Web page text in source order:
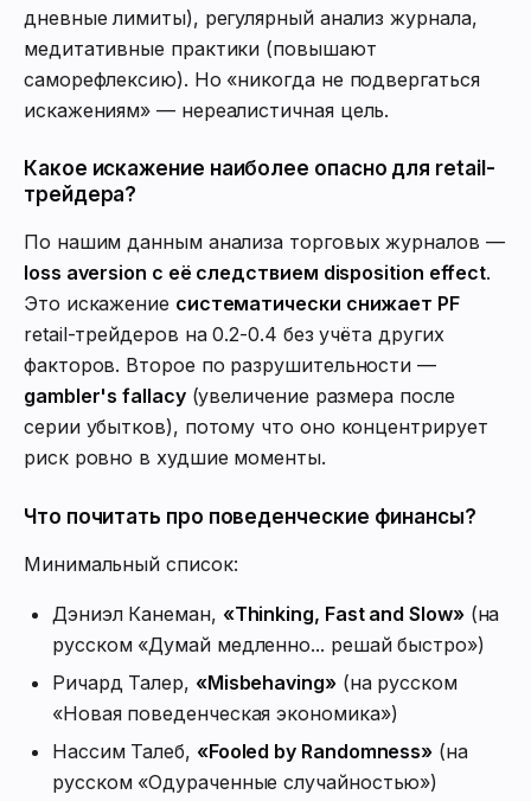
дневные лимиты), регулярный анализ журнала,
медитативные практики (повышают
саморефлексию). Но «никогда не подвергаться
искажениям» — нереалистичная цель.
Какое искажение наиболее опасно для retail-
трейдера?
По нашим данным анализа торговых журналов —
loss aversion с её следствием disposition effect.
Это искажение систематически снижает PF
retail-трейдеров на 0.2-0.4 без учёта других
факторов. Второе по разрушительности —
gambler's fallacy(увеличение размера после
серии убытков), потому что оно концентрирует
риск ровно в худшие моменты.
Что почитать про поведенческие финансы?
Минимальный список:
Дэниэл Канеман, «Thinking, Fast and Slow»(на
русском «Думай медленно... решай быстро»)
Ричард Талер, «Misbehaving»(на русском
«Новая поведенческая экономика»)
Нассим Талеб, «Fooled by Randomness» (на
русском «Одураченные случайностью»)